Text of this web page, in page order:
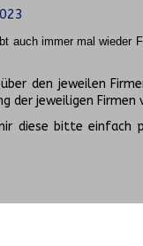
auch immer mal wieder
den jeweilen
der jeweiligen Firmen
diese bitte einfach